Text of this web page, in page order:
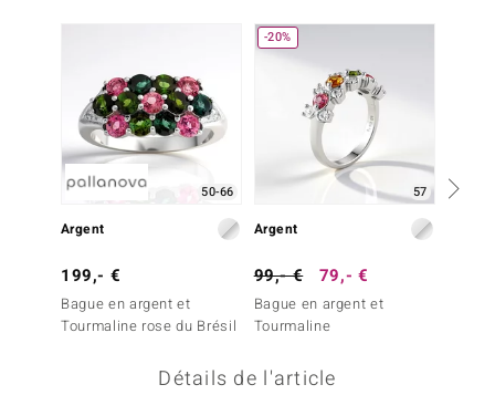
Collection
50-66
Argent
199,- €
Bague en argent et
Tourmaline rose du Brésil
-20%
57
Argent
99,- € 79,- €
Bague en argent et
Tourmaline
Détails de l'article